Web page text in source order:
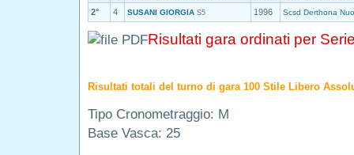
2° 4 SUSANI GIORGIA S5 1996 Scsd Derthona
Risultati gara ordinati per
Risultati totali del turno di gara 100 Stile Libero
Tipo Cronometraggio: M
Base Vasca: 25